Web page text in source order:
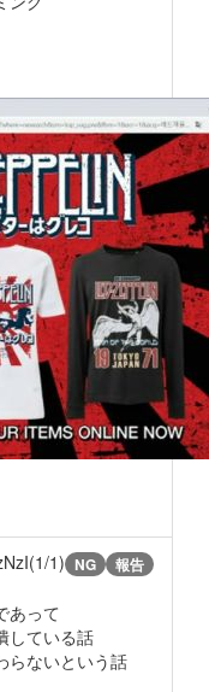
1) NG 報告
あって
している話
らないという話